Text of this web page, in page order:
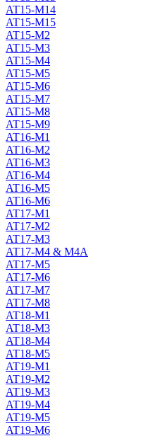
AT15-M14
AT15-M15
AT15-M2
AT15-M3
AT15-M4
AT15-M5
AT15-M6
AT15-M7
AT15-M8
AT15-M9
AT16-M1
AT16-M2
AT16-M3
AT16-M4
AT16-M5
AT16-M6
AT17-M1
AT17-M2
AT17-M3
AT17-M4 & M4A
AT17-M5
AT17-M6
AT17-M7
AT17-M8
AT18-M1
AT18-M3
AT18-M4
AT18-M5
AT19-M1
AT19-M2
AT19-M3
AT19-M4
AT19-M5
AT19-M6